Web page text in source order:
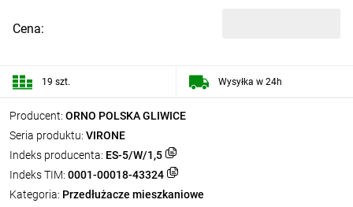
Producent: ORNO POLSKA GLIWICE
Seria produktu: VIRONE
Indeks producenta: ES-5/W/1,5
Indeks TIM: 0001-00018-43324
Kategoria: Przedłużacze mieszkaniowe
Cena:
19 szt. Wysyłka w 24h